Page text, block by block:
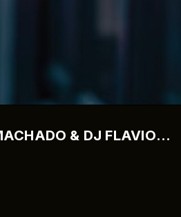
DJ CLAUDINHO MACHADO & DJ FLAVIO SILVA